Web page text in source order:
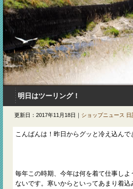
明日はツーリング！
更新日：2017年11月18日｜ ショップニュース 日
こんばんは！昨日からグッと冷え込ん
毎年この時期、今年は何を着て仕事し
ないです。寒いからといってあまり着